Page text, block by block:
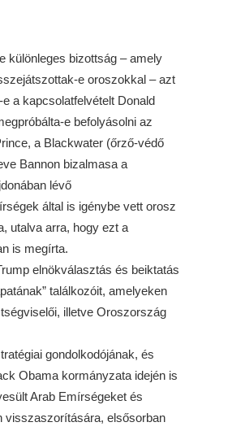
különleges bizottság – amely
e oroszokkal – azt
a kapcsolatfelvételt Donald
e befolyásolni az
a Blackwater (őrző-védő
Bannon bizalmasa a
lévő
által is igénybe vett orosz
utalva arra, hogy ezt a
is megírta.
elnökválasztás és beiktatás
találkozóit, amelyeken
illetve Oroszország
gondolkodójának, és
Obama kormányzata idején is
Arab Emírségeket és
visszaszorítására, elsősorban